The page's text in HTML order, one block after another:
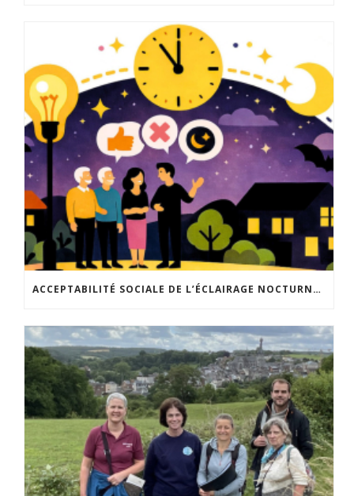
ACCEPTABILITÉ SOCIALE DE L’ÉCLAIRAGE NOCTURNE : LE REPLAY EST DISPONIBLE